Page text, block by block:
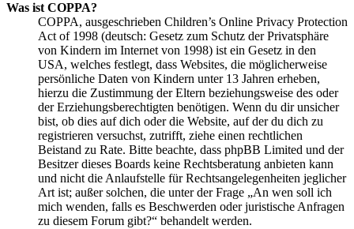
Was ist COPPA?
COPPA, ausgeschrieben Children’s Online Privacy Protection
Act of 1998 (deutsch: Gesetz zum Schutz der Privatsphäre
von Kindern im Internet von 1998) ist ein Gesetz in den
USA, welches festlegt, dass Websites, die möglicherweise
persönliche Daten von Kindern unter 13 Jahren erheben,
hierzu die Zustimmung der Eltern beziehungsweise des oder
der Erziehungsberechtigten benötigen. Wenn du dir unsicher
bist, ob dies auf dich oder die Website, auf der du dich zu
registrieren versuchst, zutrifft, ziehe einen rechtlichen
Beistand zu Rate. Bitte beachte, dass phpBB Limited und der
Besitzer dieses Boards keine Rechtsberatung anbieten kann
und nicht die Anlaufstelle für Rechtsangelegenheiten jeglicher
Art ist; außer solchen, die unter der Frage „An wen soll ich
mich wenden, falls es Beschwerden oder juristische Anfragen
zu diesem Forum gibt?“ behandelt werden.